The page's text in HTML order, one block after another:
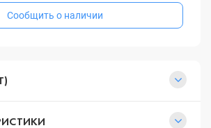
Сообщить о наличии